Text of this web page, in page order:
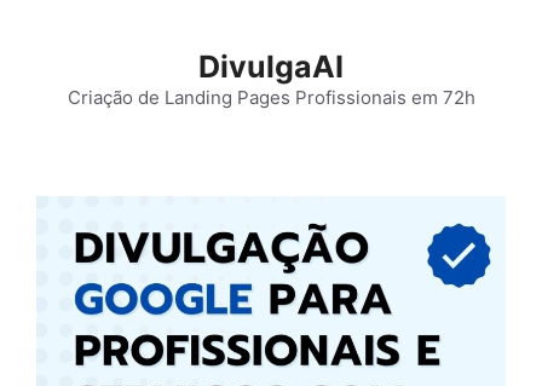
conteúdo
DivulgaAI
Criação de Landing Pages Profissionais em 72h